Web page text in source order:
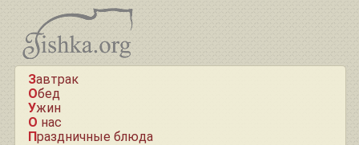
Завтрак
Обед
Ужин
О нас
Праздничные блюда